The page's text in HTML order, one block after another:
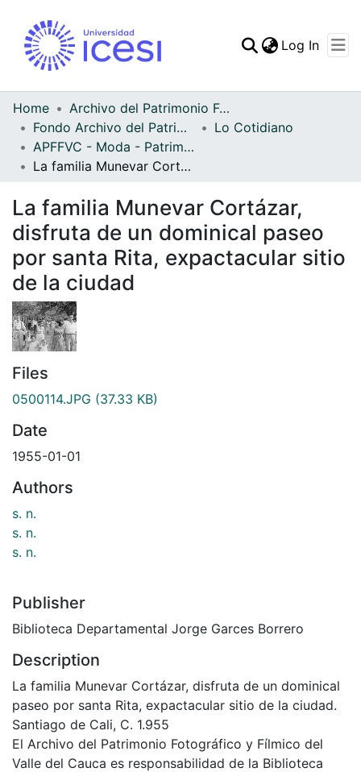
Statistics
Log In
Home
Archivo del Patrimonio Fotográfico y Fílmico del Valle del Cauca
Fondo Archivo del Patrimonio Fotográfico y Fílmico del Valle del Cauca
Lo Cotidiano
APFFVC - Moda - Patrimonial
La familia Munevar Cortázar, disfruta de un dominical paseo por santa Rita, expactacular sitio de la ciudad
La familia Munevar Cortázar,
disfruta de un dominical paseo
por santa Rita, expactacular sitio
de la ciudad
Files
0500114.JPG (37.33 KB)
Date
1955-01-01
Authors
s. n.
s. n.
s. n.
Publisher
Biblioteca Departamental Jorge Garces Borrero
Description
La familia Munevar Cortázar, disfruta de un dominical
paseo por santa Rita, expactacular sitio de la ciudad.
Santiago de Cali, C. 1.955
El Archivo del Patrimonio Fotográfico y Fílmico del
Valle del Cauca es responsabilidad de la Biblioteca